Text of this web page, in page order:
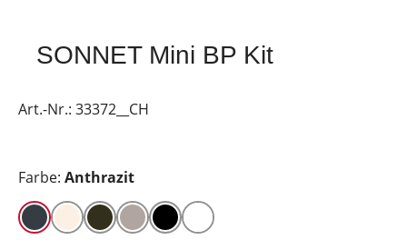
SONNET Mini BP Kit
Art.-Nr.: 33372__CH
Farbe: Anthrazit